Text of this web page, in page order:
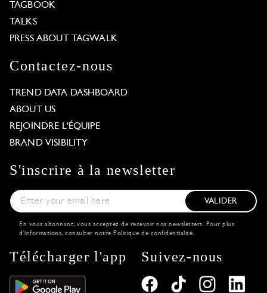
TAGBOOK
TALKS
PRESS ABOUT TAGWALK
Contactez-nous
TREND DATA DASHBOARD
ABOUT US
REJOINDRE L'ÉQUIPE
BRAND VISIBILITY
S'inscrire à la newsletter
VALIDER
En vous abonnant, vous acceptez de recevoir nos newsletters. Pour plus
d'informations, consulter notre Politique de confidentialité.
Télécharger l'app Suivez-nous